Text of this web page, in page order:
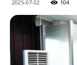
2025-07-02 104